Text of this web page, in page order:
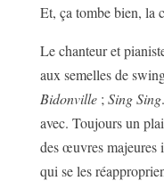
Et, ça tombe bien, la
Le chanteur et
aux semelles de
Bidonville; Sing Sing
avec. Toujours un
des œuvres majeures
qui se les